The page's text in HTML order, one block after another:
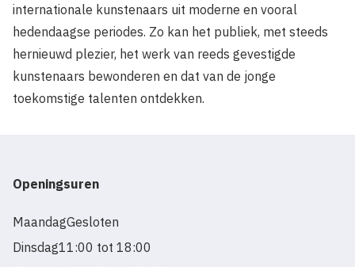
internationale kunstenaars uit moderne en vooral
hedendaagse periodes. Zo kan het publiek, met steeds
hernieuwd plezier, het werk van reeds gevestigde
kunstenaars bewonderen en dat van de jonge
toekomstige talenten ontdekken.
Openingsuren
MaandagGesloten
Dinsdag11:00 tot 18:00